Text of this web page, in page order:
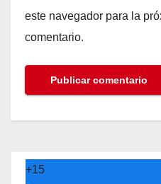
este navegador para la
comentario.
+15